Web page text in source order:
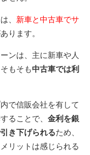
、 新車と中古車でサ
ります。
ンは、主に新車や人
もそも中古車では利
で信販会社を有して
ることで、 金利を銀
き下げられるため、
リットは感じられる